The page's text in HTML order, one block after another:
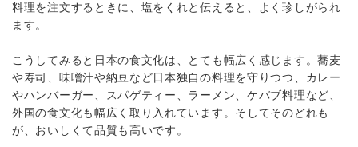
料理を注文するときに、塩をくれと伝えると、よく珍しがられ
ます。
こうしてみると日本の食文化は、とても幅広く感じます。蕎麦
や寿司、味噌汁や納豆など日本独自の料理を守りつつ、カレー
やハンバーガー、スパゲティー、ラーメン、ケバブ料理など、
外国の食文化も幅広く取り入れています。そしてそのどれも
が、おいしくて品質も高いです。